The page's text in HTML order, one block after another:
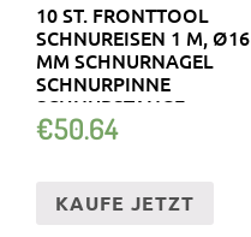
10 ST. FRONTTOOL
SCHNUREISEN 1 M, Ø16
MM SCHNURNAGEL
SCHNURPINNE
SCHNURSTANGE
€50.64
KAUFE JETZT